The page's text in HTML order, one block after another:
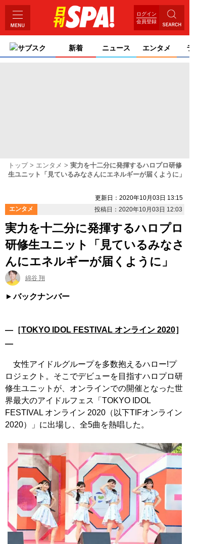
ログイン
会員登録
サブスク 新着 ニュース エンタメ ライ
トップ エンタメ
実力を十二分に発揮するハロプロ研修
生ユニット「見ているみなさんにエネルギーが届くように」
更新日：2020年10月03日 13:15
エンタメ
投稿日：2020年10月03日 12:03
実力を十二分に発揮するハロプロ
研修生ユニット「見ているみなさ
んにエネルギーが届くように」
綿谷 翔
バックナンバー
―［TOKYO IDOL FESTIVAL オンライン 2020］
―
女性アイドルグループを多数抱えるハロー!プ
ロジェクト。そこでデビューを目指すハロプロ研
修生ユニットが、オンラインでの開催となった世
界最大のアイドルフェス「TOKYO IDOL
FESTIVAL オンライン 2020（以下TIFオンライン
2020）」に出場し、全5曲を熱唱した。